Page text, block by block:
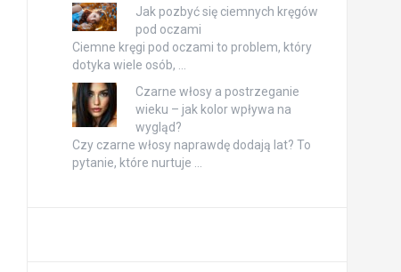
Jak pozbyć się ciemnych kręgów
pod oczami
Ciemne kręgi pod oczami to problem, który
dotyka wiele osób, …
Czarne włosy a postrzeganie
wieku – jak kolor wpływa na
wygląd?
Czy czarne włosy naprawdę dodają lat? To
pytanie, które nurtuje …